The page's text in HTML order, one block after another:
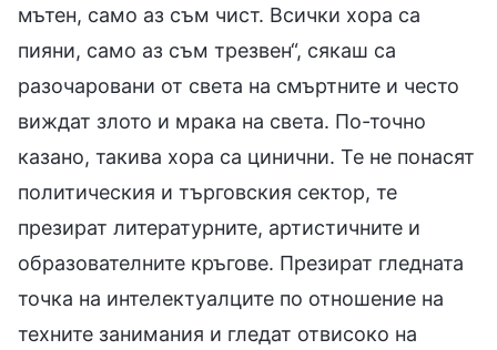
мътен, само аз съм чист. Всички хора са
пияни, само аз съм трезвен“, сякаш са
разочаровани от света на смъртните и често
виждат злото и мрака на света. По-точно
казано, такива хора са цинични. Те не понасят
политическия и търговския сектор, те
презират литературните, артистичните и
образователните кръгове. Презират гледната
точка на интелектуалците по отношение на
техните занимания и гледат отвисоко на